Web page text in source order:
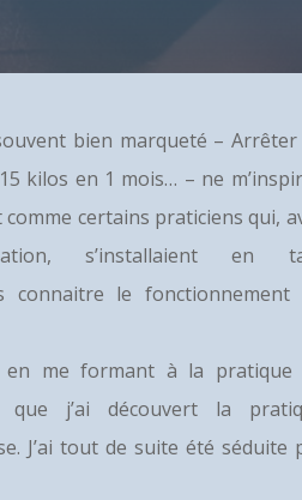
bien marqueté – Arrêter
kilos en 1 mois… – ne
certains praticiens qui,
s’installaient en
connaitre le fonctionnement
en me formant à la pratique
que j’ai découvert la
J’ai tout de suite été séduite